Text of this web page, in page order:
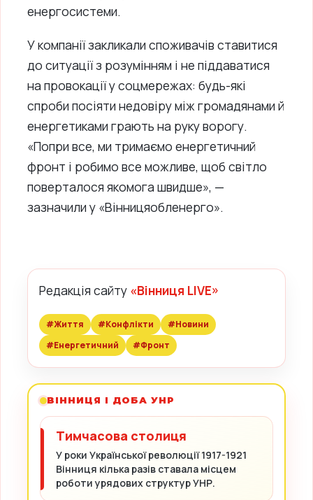
енергосистеми.
У компанії закликали споживачів ставитися
до ситуації з розумінням і не піддаватися
на провокації у соцмережах: будь-які
спроби посіяти недовіру між громадянами й
енергетиками грають на руку ворогу.
«Попри все, ми тримаємо енергетичний
фронт і робимо все можливе, щоб світло
поверталося якомога швидше», —
зазначили у «Вінницяобленерго».
Редакція сайту «Вінниця LIVE»
#Життя #Конфлікти
#Новини
#Енергетичний
#Фронт
ВІННИЦЯ І ДОБА УНР
Тимчасова столиця
У роки Української революції 1917-1921
Вінниця кілька разів ставала місцем
роботи урядових структур УНР.